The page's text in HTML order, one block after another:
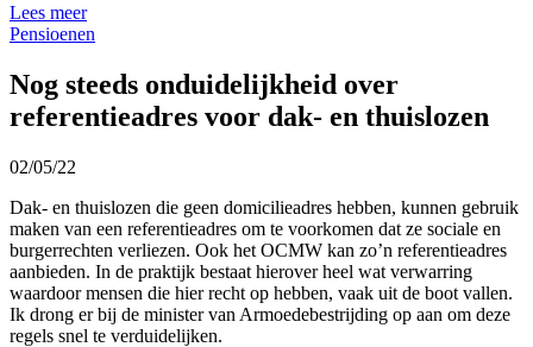
Lees meer
Pensioenen
Nog steeds onduidelijkheid over
referentieadres voor dak- en thuislozen
02/05/22
Dak- en thuislozen die geen domicilieadres hebben, kunnen gebruik
maken van een referentieadres om te voorkomen dat ze sociale en
burgerrechten verliezen. Ook het OCMW kan zo’n referentieadres
aanbieden. In de praktijk bestaat hierover heel wat verwarring
waardoor mensen die hier recht op hebben, vaak uit de boot vallen.
Ik drong er bij de minister van Armoedebestrijding op aan om deze
regels snel te verduidelijken.